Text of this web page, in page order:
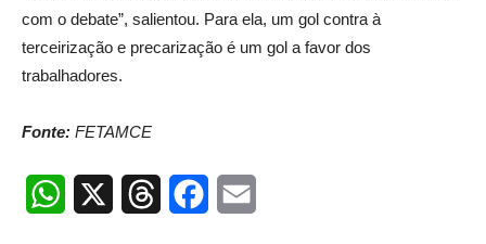
com o debate”, salientou. Para ela, um gol contra à
terceirização e precarização é um gol a favor dos
trabalhadores.
Fonte: FETAMCE
WhatsApp ThreadsFacebook